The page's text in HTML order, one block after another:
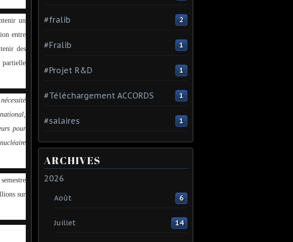
un
entre
des
pour
sur
#fralib 2
#Fralib 1
#Projet R&D 1
#Téléchargement ACCORDS 1
#salaires 1
ARCHIVES
2026
Août 6
Juillet 14